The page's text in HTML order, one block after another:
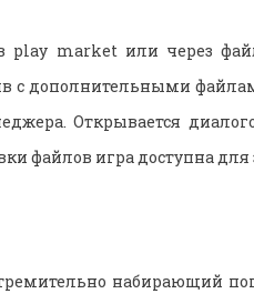
play market или через
с дополнительными
Открывается
файлов игра доступна для
набирающий